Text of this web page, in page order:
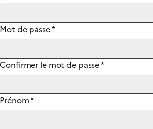
Mot de passe*
Confirmer le mot de passe*
Prénom*